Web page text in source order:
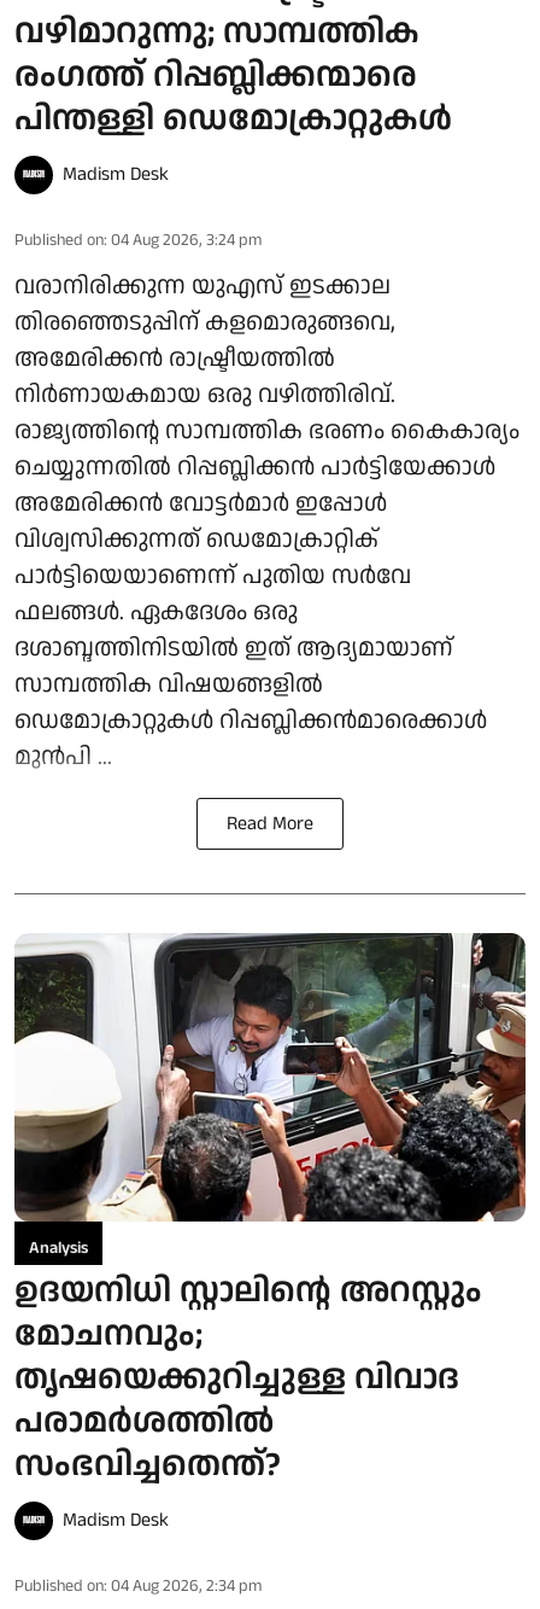
വഴിമാറുന്നു; സാമ്പത്തിക
രംഗത്ത് റിപ്പബ്ലിക്കന്മാരെ
പിന്തള്ളി ഡെമോക്രാറ്റുകൾ
Madism Desk
Published on: 04 Aug 2026, 3:24 pm
വരാനിരിക്കുന്ന യുഎസ് ഇടക്കാല
തിരഞ്ഞെടുപ്പിന് കളമൊരുങ്ങവെ,
അമേരിക്കൻ രാഷ്ട്രീയത്തിൽ
നിർണായകമായ ഒരു വഴിത്തിരിവ്.
രാജ്യത്തിന്റെ സാമ്പത്തിക ഭരണം കൈകാര്യം
ചെയ്യുന്നതിൽ റിപ്പബ്ലിക്കൻ പാർട്ടിയേക്കാൾ
അമേരിക്കൻ വോട്ടർമാർ ഇപ്പോൾ
വിശ്വസിക്കുന്നത് ഡെമോക്രാറ്റിക്
പാർട്ടിയെയാണെന്ന് പുതിയ സർവേ
ഫലങ്ങൾ. ഏകദേശം ഒരു
ദശാബ്ദത്തിനിടയിൽ ഇത് ആദ്യമായാണ്
സാമ്പത്തിക വിഷയങ്ങളിൽ
ഡെമോക്രാറ്റുകൾ റിപ്പബ്ലിക്കൻമാരെക്കാൾ
മുൻപി ...
Read More
Analysis
ഉദയനിധി സ്റ്റാലിന്റെ അറസ്റ്റും
മോചനവും;
തൃഷയെക്കുറിച്ചുള്ള വിവാദ
പരാമർശത്തിൽ
സംഭവിച്ചതെന്ത്?
Madism Desk
Published on: 04 Aug 2026, 2:34 pm